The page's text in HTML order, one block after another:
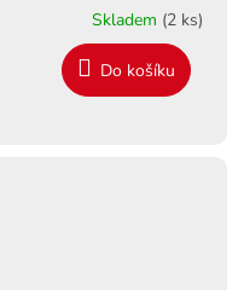
Skladem (2 ks)
Do košíku